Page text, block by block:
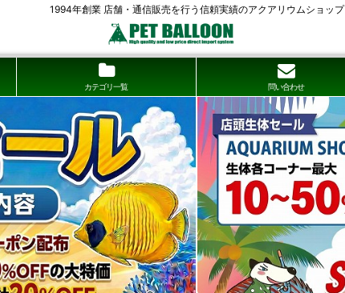
1994年創業 店舗・通信販売を行う信頼実績のアクアリウムショップ
カテゴリ一覧 問い合わせ